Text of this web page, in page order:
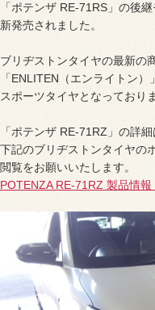
「ポテンザ RE-71RS」の後
新発売されました。
ブリヂストンタイヤの最新の
「ENLITEN（エンライトン）
スポーツタイヤとなっており
「ポテンザ RE-71RZ」の詳細
下記のブリヂストンタイヤの
閲覧をお願いいたします。
POTENZA RE-71RZ 製品情